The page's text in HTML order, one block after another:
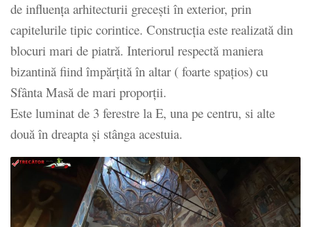
de influența arhitecturii grecești în exterior, prin
capitelurile tipic corintice. Construcția este realizată din
blocuri mari de piatră. Interiorul respectă maniera
bizantină fiind împărțită în altar ( foarte spațios) cu
Sfânta Masă de mari proporții.
Este luminat de 3 ferestre la E, una pe centru, si alte
două în dreapta și stânga acestuia.